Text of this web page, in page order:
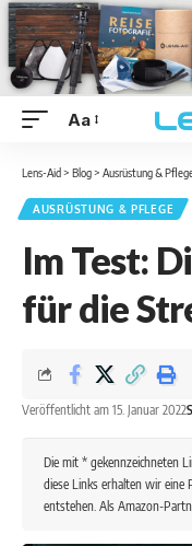
Aa
Lens-Aid > Blog> Ausrüstung &
AUSRÜSTUNG & PFLEGE
Im Test:
für die
Veröffentlicht am 15. Januar 2022
Die mit * gekennzeichneten
diese Links erhalten wir eine
entstehen. Als Amazon-